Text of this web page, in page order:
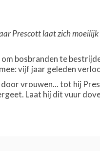
Prescott laat zich
bosbranden te
vijf jaar geleden
vrouwen... tot hij
Laat hij dit vuur